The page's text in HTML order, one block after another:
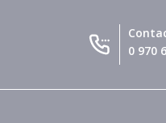
0 970